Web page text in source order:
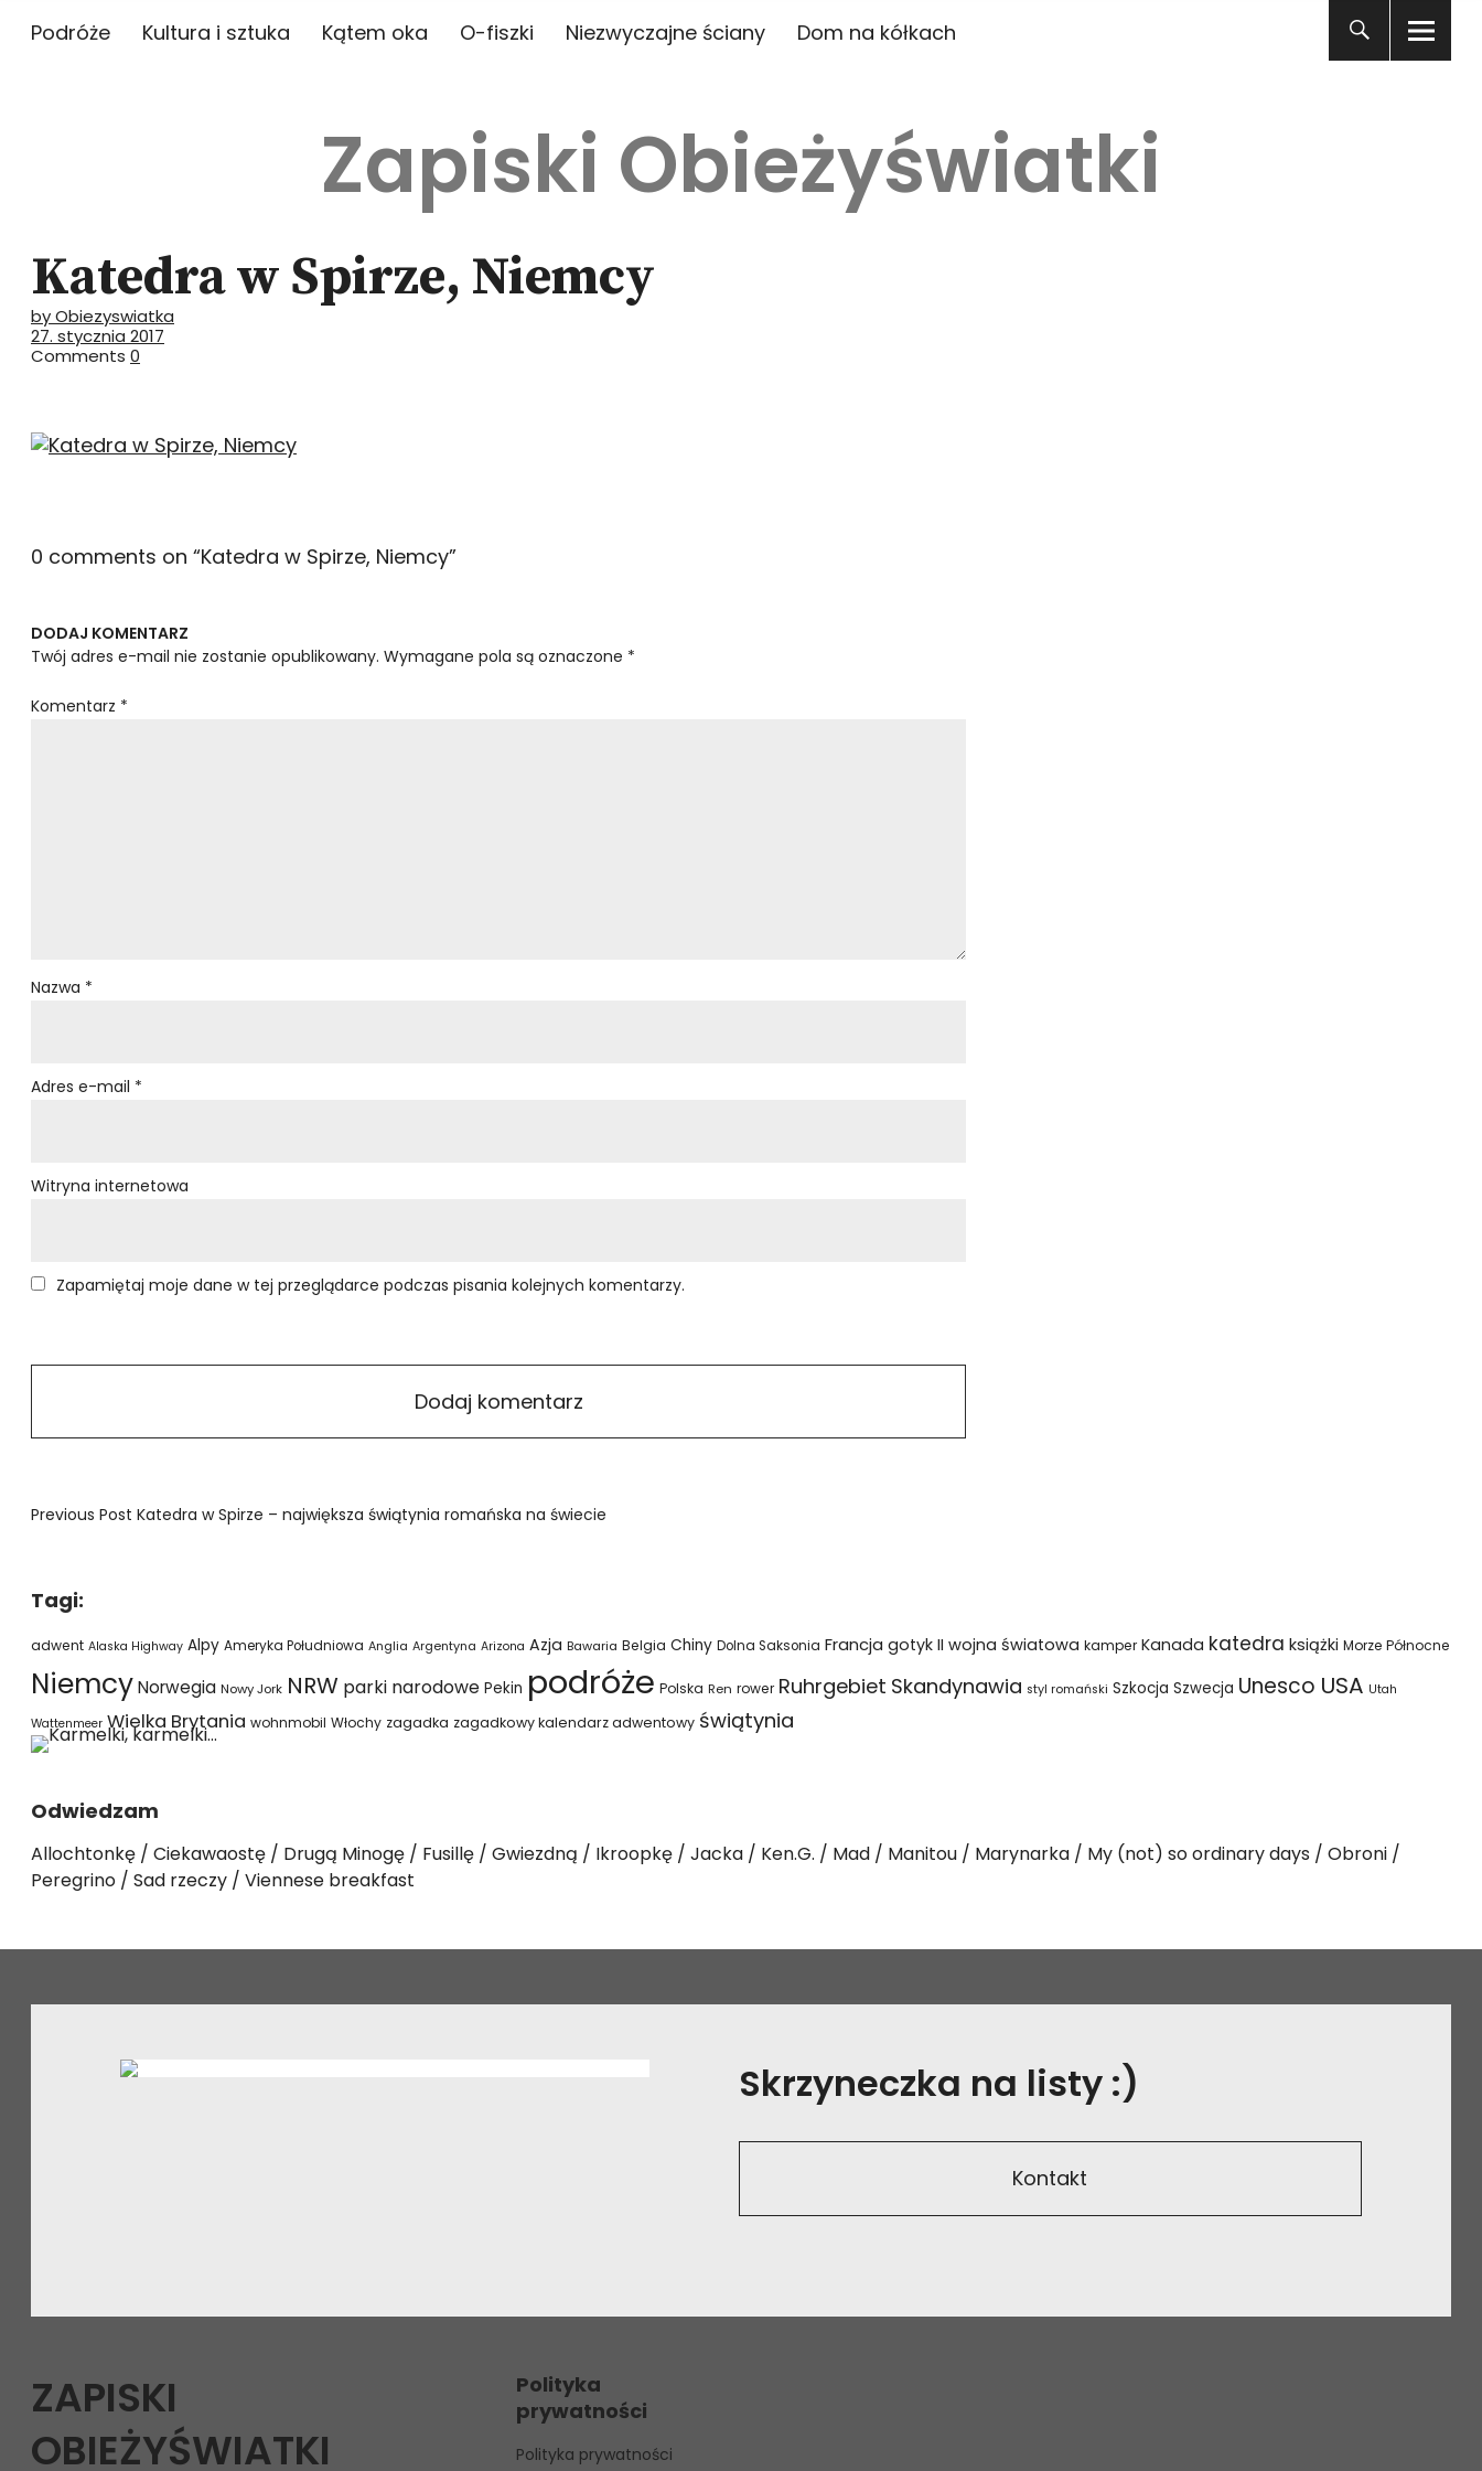
Podróże Kultura i sztuka Kątem oka O-fiszki Niezwyczajne ściany Dom na kółkach
Zapiski Obieżyświatki
Katedra w Spirze, Niemcy
by Obiezyswiatka
27. stycznia 2017
Comments 0
0 comments on “Katedra w Spirze, Niemcy”
DODAJ KOMENTARZ
Twój adres e-mail nie zostanie opublikowany. Wymagane pola są oznaczone *
Komentarz *
Nazwa *
Adres e-mail *
Witryna internetowa
Zapamiętaj moje dane w tej przeglądarce podczas pisania kolejnych komentarzy.
Previous Post Katedra w Spirze – największa świątynia romańska na świecie
Tagi:
adwent Alaska Highway Alpy Ameryka Południowa Anglia Argentyna Arizona Azja Bawaria Belgia Chiny Dolna Saksonia Francja gotyk II wojna światowa kamper Kanada katedra książki Morze Północne
NiemcyNorwegia Nowy Jork NRW parki narodowe Pekin podróże Polska Ren rower Ruhrgebiet Skandynawia styl romański Szkocja Szwecja Unesco USA Utah
Wattenmeer Wielka Brytania wohnmobil Włochy zagadka zagadkowy kalendarz adwentowy świątynia
Odwiedzam
Allochtonkę Ciekawaostę Drugą Minogę Fusillę Gwiezdną Ikroopkę Jacka Ken.G. Mad Manitou Marynarka My (not) so ordinary days
Obroni
Peregrino
Sad rzeczy Viennese breakfast
Skrzyneczka na listy :)
Kontakt
ZAPISKI
OBIEŻYŚWIATKI
Polityka
prywatności
Polityka prywatności